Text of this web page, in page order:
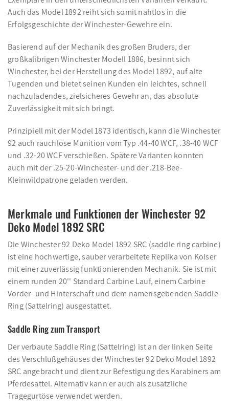
Auch das Model 1892 reiht sich somit nahtlos in die
Erfolgsgeschichte der Winchester-Gewehre ein.
Basierend auf der Mechanik des großen Bruders, der
großkalibrigen Winchester Modell 1886, besinnt sich
Winchester, bei der Herstellung des Model 1892, auf alte
Tugenden und bietet seinen Kunden ein leichtes, schnell
nachzuladendes, zielsicheres Gewehr an, das absolute
Zuverlässigkeit mit sich bringt.
Prinzipiell mit der Model 1873 identisch, kann die Winchester
92 auch rauchlose Munition vom Typ .44-40 WCF, .38-40 WCF
und .32-20 WCF verschießen. Spätere Varianten konnten
auch mit der .25-20-Winchester- und der .218-Bee-
Kleinwildpatrone geladen werden.
Merkmale und Funktionen der Winchester 92
Deko Model 1892 SRC
Die Winchester 92 Deko Model 1892 SRC (saddle ring carbine)
ist eine hochwertige, sauber verarbeitete Replika von Kolser
mit einer zuverlässig funktionierenden Mechanik. Sie ist mit
einem runden 20'' Standard Carbine Lauf, einem Carbine
Vorder- und Hinterschaft und dem namensgebenden Saddle
Ring (Sattelring) ausgestattet.
Saddle Ring zum Transport
Der verbaute Saddle Ring (Sattelring) ist an der linken Seite
des Verschlußgehäuses der Winchester 92 Deko Model 1892
SRC angebracht und dient zur Befestigung des Karabiners am
Pferdesattel. Alternativ kann er auch als zusätzliche
Tragegurtöse verwendet werden.